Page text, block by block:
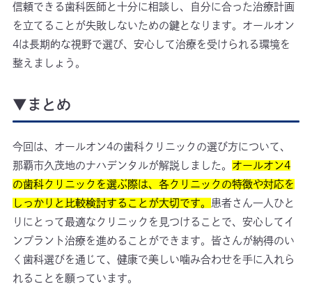
信頼できる歯科医師と十分に相談し、自分に合った治療計画
を立てることが失敗しないための鍵となります。オールオン
4は長期的な視野で選び、安心して治療を受けられる環境を
整えましょう。
▼まとめ
今回は、オールオン4の歯科クリニックの選び方について、
那覇市久茂地のナハデンタルが解説しました。 オールオン4
の歯科クリニックを選ぶ際は、各クリニックの特徴や対応を
しっかりと比較検討することが大切です。
患者さん一人ひと
りにとって最適なクリニックを見つけることで、安心してイ
ンプラント治療を進めることができます。皆さんが納得のい
く歯科選びを通じて、健康で美しい噛み合わせを手に入れら
れることを願っています。